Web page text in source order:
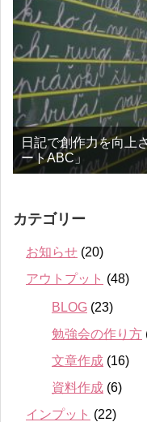
日記で創作力を向上
ートABC」
カテゴリー
お知らせ (20)
アウトプット (48)
BLOG (23)
勉強会の作り方
文章作成 (16)
資料作成 (6)
インプット (22)